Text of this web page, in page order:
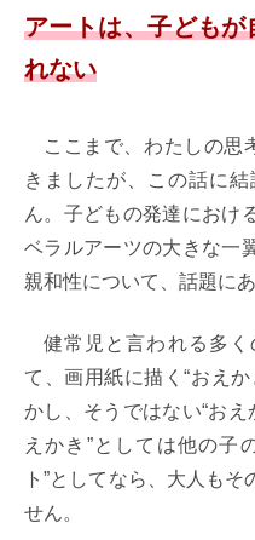
アートは、子ども
れない
ここまで、わたしの思考の“遊び”におつき合いいただ
きましたが、この話に
ん。子どもの発達におけ
ベラルアーツの大きな一
親和性について、話題に
健常児と言われる多くの子どもは、クレヨンをもっ
て、画用紙に描く“おえ
かし、そうではない“おえ
えかき”としては他の子
ト”としてなら、大人も
せん。